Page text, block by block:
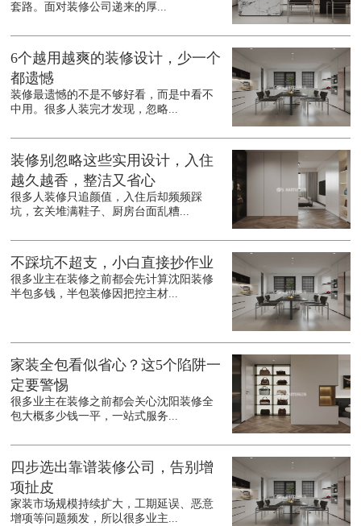
套路。面对装修公司递来的厚...
6个越用越爽的装修设计，少一个
都遗憾
装修最遗憾的不是不够好看，而是中看不
中用。很多人装完才发现，忽略...
装修别忽略这些实用设计，入住
越久越香，整洁又省心
很多人装修只追颜值，入住后却频频踩
坑，玄关堆满鞋子、厨房台面乱糟...
不踩坑不超支，小白直接抄作业
很多业主在装修之前都会先计算沈阳装修
半包多钱，半包装修因把控主材...
家装全包看似省心？这5个陷阱一
定要警惕
很多业主在装修之前都会关心沈阳装修全
包大概多少钱一平，一站式服务...
四步选出靠谱装修公司，告别增
项扯皮
家装市场规模持续扩大，工期延误、恶意
增项等问题频发，所以很多业主...